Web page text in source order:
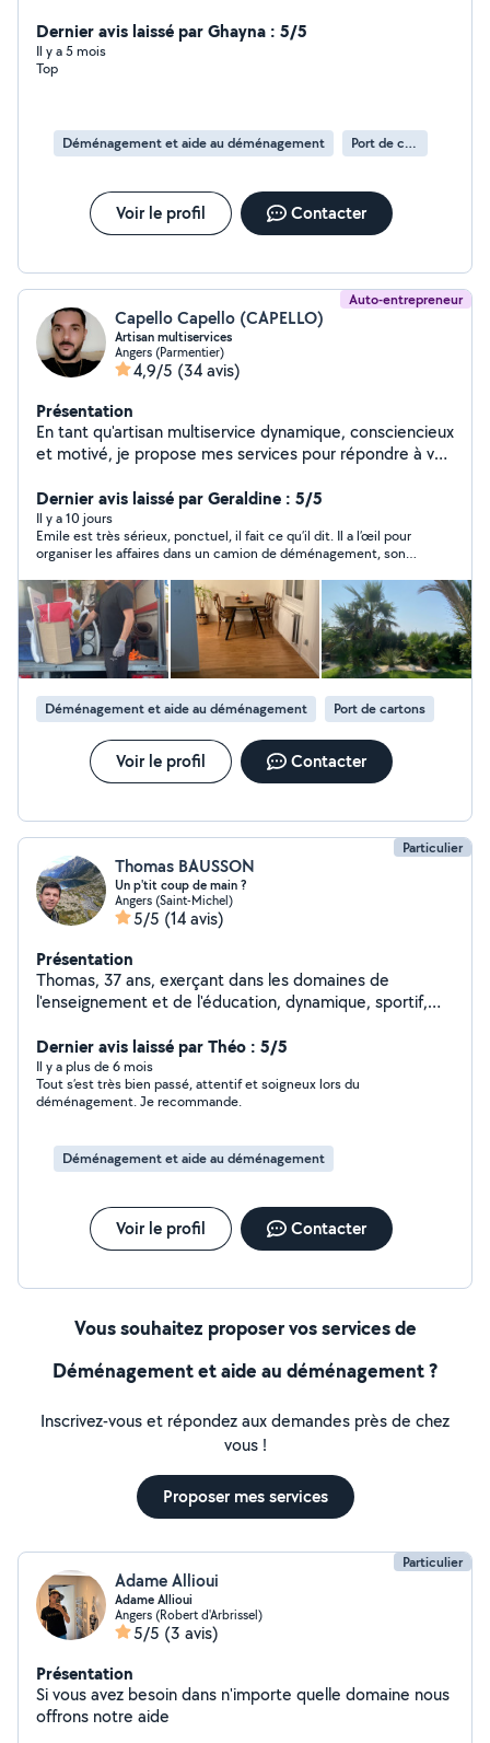
Dernier avis laissé par Ghayna : 5/5
Il y a 5 mois
Top
Déménagement et aide au déménagement Port de cartons
Voir le profil Contacter
Auto-entrepreneur
Capello Capello (CAPELLO)
Artisan multiservices
Angers (Parmentier)
4,9/5 (34 avis)
Présentation
En tant qu'artisan multiservice dynamique, consciencieux
et motivé, je propose mes services pour répondre à vos
réparation et création. Avec de l'expérience et une
attention particulière aux détails, je m'engage à fournir
un travail de qualité, réalisé avec professionnalisme et
efficacité. Je suis là pour vous aider à trouver des
solutions personnalisées et adaptées à vos besoins.
N'hésitez pas à me contacter pour discuter de vos
projets et découvrir comment je peux vous aider à les
réaliser. Bien cordialement, Emile C
Dernier avis laissé par Geraldine : 5/5
Il y a 10 jours
Emile est très sérieux, ponctuel, il fait ce qu’il dit. Il a l’œil pour
organiser les affaires dans un camion de déménagement, son
une météo très chaude. Très agréable, n’hésitez pas.
Déménagement et aide au déménagement Port de cartons
Voir le profil Contacter
Particulier
Thomas BAUSSON
Un p'tit coup de main ?
Angers (Saint-Michel)
5/5 (14 avis)
Présentation
Thomas, 37 ans, exerçant dans les domaines de
l'enseignement et de l'éducation, dynamique, sportif,
(manutention, transport de personnes, services aux
personnes) dans la région angevine. N'hésitez pas !
Dernier avis laissé par Théo : 5/5
Il y a plus de 6 mois
Tout s’est très bien passé, attentif et soigneux lors du
déménagement. Je recommande.
Déménagement et aide au déménagement
Voir le profil Contacter
Vous souhaitez proposer vos services de
Déménagement et aide au déménagement ?
Inscrivez-vous et répondez aux demandes près de chez
vous !
Proposer mes services
Particulier
Adame Allioui
Adame Allioui
Angers (Robert d'Arbrissel)
5/5 (3 avis)
Présentation
Si vous avez besoin dans n'importe quelle domaine nous
offrons notre aide